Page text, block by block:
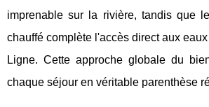
imprenable sur la rivière, tandis que
chauffé complète l'accès direct aux
Ligne. Cette approche globale du
chaque séjour en véritable parenthèse